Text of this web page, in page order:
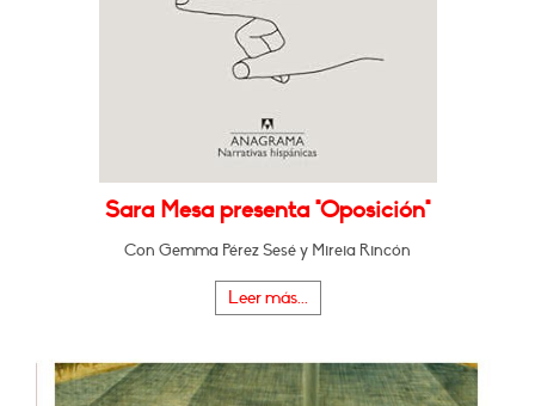
Sara Mesa presenta "Oposición"
Con Gemma Pérez Sesé y Mireia Rincón
Leer más...